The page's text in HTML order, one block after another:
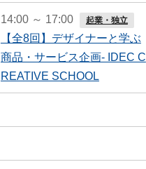
14:00 ～ 17:00 起業・独立
【全8回】デザイナーと学ぶ
商品・サービス企画- IDEC C
REATIVE SCHOOL